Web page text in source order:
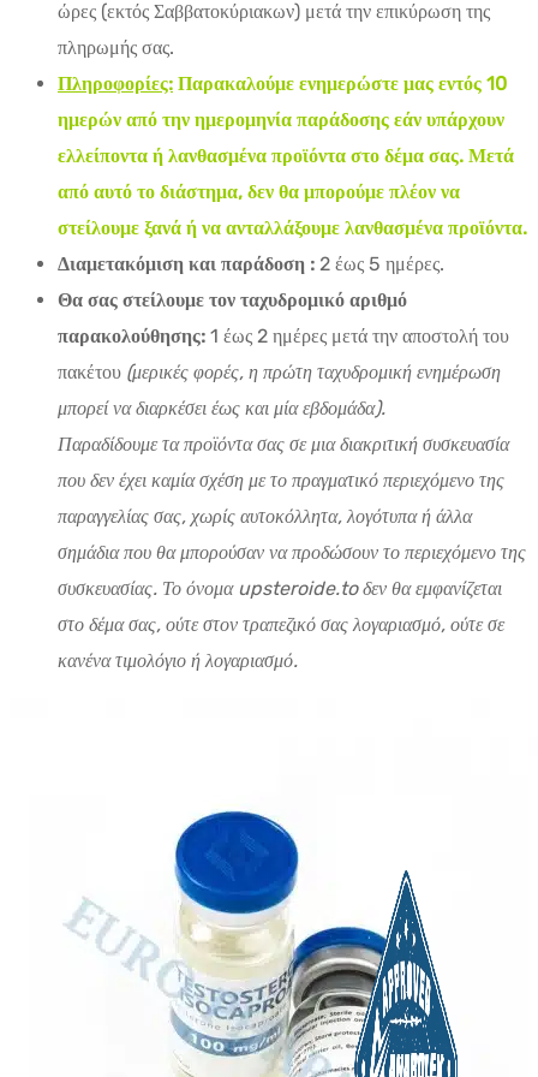
ώρες (εκτός Σαββατοκύριακων) μετά την επικύρωση της
πληρωμής σας.
Πληροφορίες: Παρακαλούμε ενημερώστε μας εντός 10
ημερών από την ημερομηνία παράδοσης εάν υπάρχουν
ελλείποντα ή λανθασμένα προϊόντα στο δέμα σας. Μετά
από αυτό το διάστημα, δεν θα μπορούμε πλέον να
στείλουμε ξανά ή να ανταλλάξουμε λανθασμένα προϊόντα.
Διαμετακόμιση και παράδοση : 2 έως 5 ημέρες.
Θα σας στείλουμε τον ταχυδρομικό αριθμό
παρακολούθησης: 1 έως 2 ημέρες μετά την αποστολή του
πακέτου (μερικές φορές, η πρώτη ταχυδρομική ενημέρωση
μπορεί να διαρκέσει έως και μία εβδομάδα).
Παραδίδουμε τα προϊόντα σας σε μια διακριτική συσκευασία
που δεν έχει καμία σχέση με το πραγματικό περιεχόμενο της
παραγγελίας σας, χωρίς αυτοκόλλητα, λογότυπα ή άλλα
σημάδια που θα μπορούσαν να προδώσουν το περιεχόμενο της
συσκευασίας. Το όνομα upsteroide.to δεν θα εμφανίζεται
στο δέμα σας, ούτε στον τραπεζικό σας λογαριασμό, ούτε σε
κανένα τιμολόγιο ή λογαριασμό.